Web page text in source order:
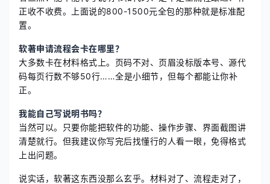
正收不收费。上面说的800-1500元全包的那种就是标准配
置。
软著申请流程会卡在哪里？
大多数卡在材料格式上。页码不对、页眉没标版本号、源代
码每页行数不够50行……全是小细节，但每个都能让你补
正。
我能自己写说明书吗？
当然可以。只要你能把软件的功能、操作步骤、界面截图讲
清楚就行。但我建议你写完后找懂行的人看一眼，免得格式
上出问题。
说实话，软著这东西没那么玄乎。材料对了、流程走对了，